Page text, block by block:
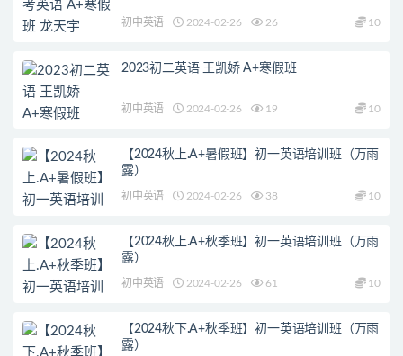
初中英语 2024-02-26 26 10
2023初二英语 王凯娇 A+寒假班
初中英语 2024-02-26 19 10
【2024秋上.A+暑假班】初一英语培训班（万雨
露）
初中英语 2024-02-26 38 10
【2024秋上.A+秋季班】初一英语培训班（万雨
露）
初中英语 2024-02-26 61 10
【2024秋下.A+秋季班】初一英语培训班（万雨
露）